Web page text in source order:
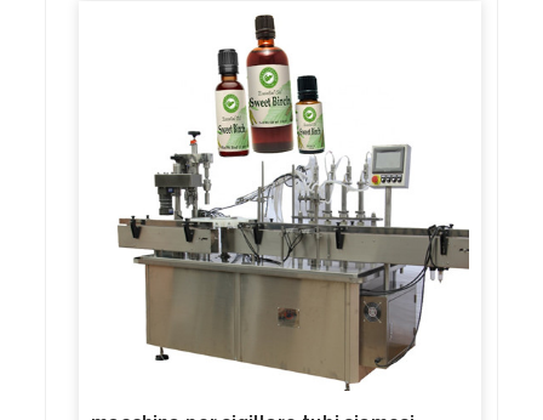
ad ultrasuoni per pneumatica, funzionamento
costante, non facile da danneggiare, i clienti
possono stare tranquilli. 7. La frequenza
ultrasonica può soddisfare gli standard
internazionali, non dannosi per l'uomo o
l'ambiente 8. Può essere in funzione nel tempo,
non è necessario attendere il tempo di
riscaldamento.